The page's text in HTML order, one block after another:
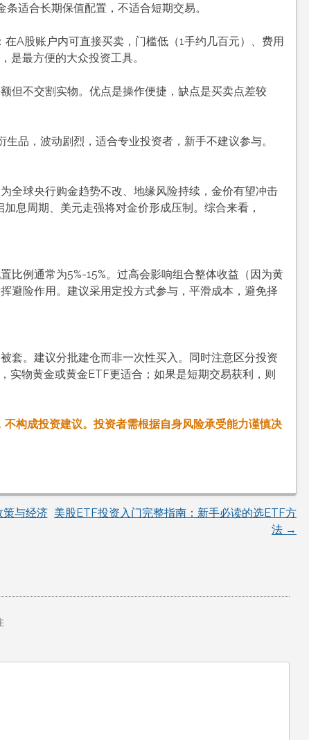
适合长期保值配置，不适合短期交易。
：在A股账户内可直接买卖，门槛低（1手约几百元）、费用
是最方便的大众投资工具。
但不交割实物。优点是操作便捷，缺点是买卖点差较
生品，波动剧烈，适合专业投资者，新手不建议参与。
全球央行购金趋势不改、地缘风险持续，金价有望冲击
息周期、美元走强将对金价形成压制。综合来看，
比例通常为5%-15%。过高会影响组合整体收益（因为黄
避险作用。建议采用定投方式参与，平滑成本，避免择
套。建议分批建仓而非一次性买入。同时注意区分投资
物黄金或黄金ETF更适合；如果是短期交易获利，则
构成投资建议。投资者需根据自身风险承受能力谨慎决
策与经济 美股ETF投资入门完整指南：新手必读的选ETF方
法 →